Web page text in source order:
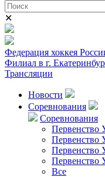
✕
Федерация хоккея
Филиал в г.
Трансляции
Новости
Соревнования
Соревнования
Первенство
Первенство
Первенство
Первенство
Все